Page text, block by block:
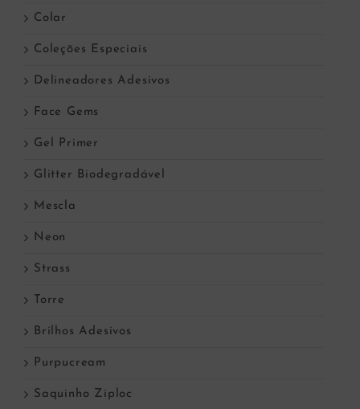
Colar
Coleções Especiais
Delineadores Adesivos
Face Gems
Gel Primer
Glitter Biodegradável
Mescla
Neon
Strass
Torre
Brilhos Adesivos
Purpucream
Saquinho Ziploc